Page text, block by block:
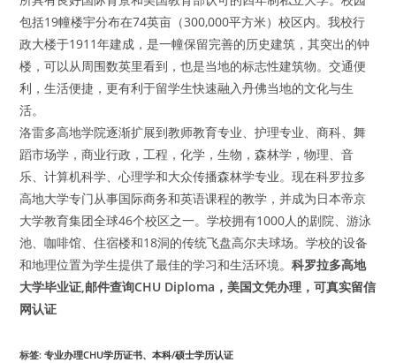
包括19幢楼宇分布在74英亩（300,000平方米）校区内。我校行
政大楼于1911年建成，是一幢保留完善的历史建筑，其突出的钟
楼，可以从周围数英里看到，也是当地的标志性建筑物。交通便
利，生活便捷，更有利于留学生快速融入丹佛当地的文化与生
活。
洛雷多高地学院逐渐扩展到教师教育专业、护理专业、商科、舞
蹈市场学，商业行政，工程，化学，生物，森林学，物理、音
乐、计算机科学、心理学和大众传播森林学专业。现在科罗拉多
高地大学专门从事国际商务和英语课程的教学，并成为日本帝京
大学教育集团全球46个校区之一。学校拥有1000人的剧院、游泳
池、咖啡馆、住宿楼和18洞的传统飞盘高尔夫球场。学校的设备
和地理位置为学生提供了最佳的学习和生活环境。科罗拉多高地
大学毕业证,邮件查询CHU Diploma，美国文凭办理，可真实留信
网认证
标签:专业办理CHU学历证书、本科/硕士学历认证